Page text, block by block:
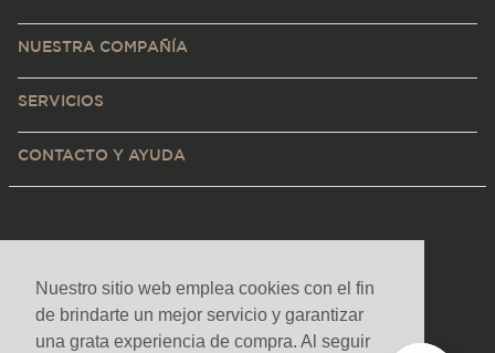
Nuestro sitio web emplea cookies con el fin
de brindarte un mejor servicio y garantizar
una grata experiencia de compra. Al seguir
NUESTRA COMPAÑÍA
SERVICIOS
CONTACTO Y AYUDA